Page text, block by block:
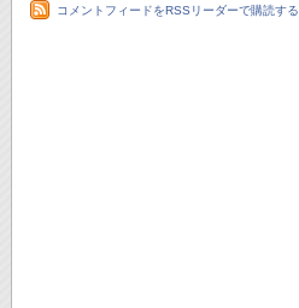
コメントフィードをRSSリーダーで購読する